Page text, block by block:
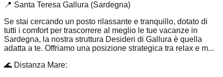
📍 Santa Teresa Gallura (Sardegna)
Se stai cercando un posto rilassante e tranquillo, dotato di
tutti i comfort per trascorrere al meglio le tue vacanze in
Sardegna, la nostra struttura Desideri di Gallura è quella
adatta a te. Offriamo una posizione strategica tra relax e m...
🌊 Distanza Mare: